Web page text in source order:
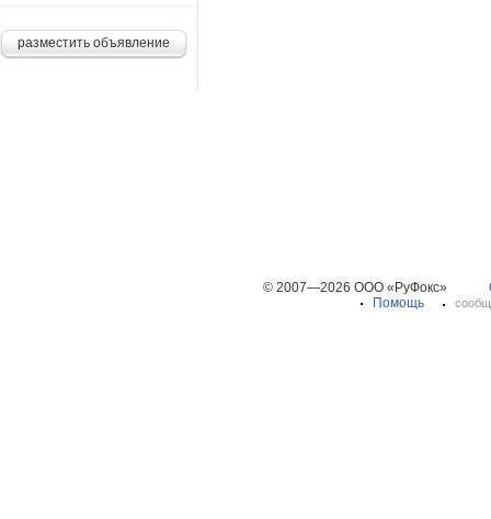
разместить объявление
© 2007—2026 ООО «РуФокс»
Помощь